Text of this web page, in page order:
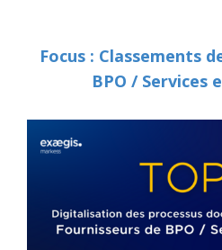
Focus : Classements
BPO / Services